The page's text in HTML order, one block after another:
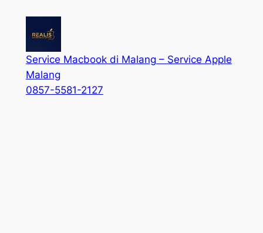
Service Macbook di Malang – Service Apple
Malang
0857-5581-2127